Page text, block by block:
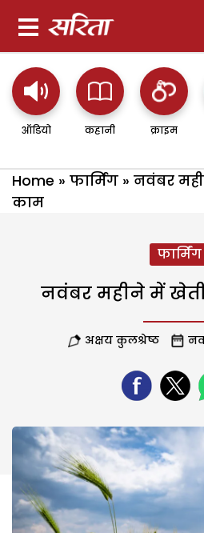
ऑडियो कहानी क्राइम
Home » फार्मिंग » नवंबर
काम
फार्मिंग
नवंबर महीने में
अक्षय कुलश्रेष्ठ